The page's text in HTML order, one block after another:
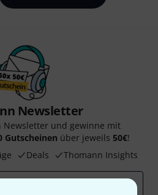
Newsletter
Newsletter und gewinne mit
Gutscheinen über jeweils 50€!
Deals Thomann Insights